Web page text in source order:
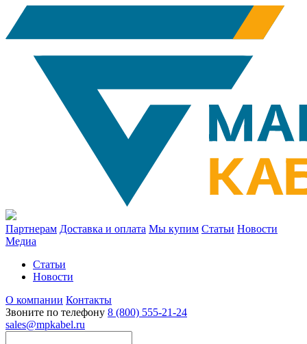
Партнерам Доставка и оплата Мы купим Статьи Новости
Медиа
Статьи
Новости
О компании Контакты
Звоните по телефону 8 (800) 555-21-24
sales@mpkabel.ru